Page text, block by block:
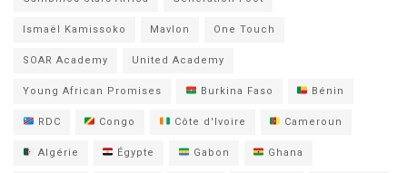
Ismaël Kamissoko Mavlon One Touch
SOAR Academy United Academy
Young African Promises Burkina Faso Bénin
RDC Congo Côte d'Ivoire Cameroun
Algérie Égypte Gabon Ghana